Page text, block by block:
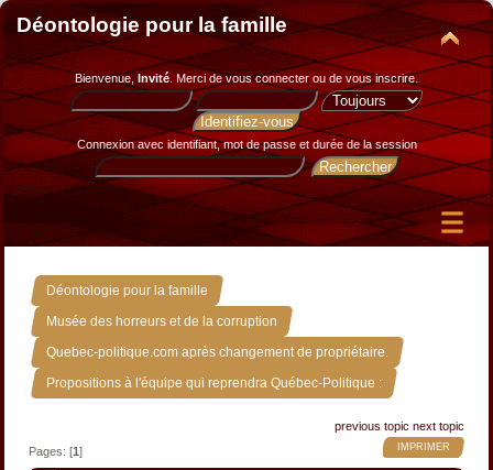
Déontologie pour la famille
Bienvenue, Invité. Merci devous connecter ou de vous inscrire.
Connexion avec identifiant, mot de passe et durée de la session
Déontologie pour la famille »
Musée des horreurs et de la corruption »
Quebec-politique.com après changement de propriétaire. »
Propositions à l'équipe qui reprendra Québec-Politique :
previous topic next topic
IMPRIMER
Pages: [1]